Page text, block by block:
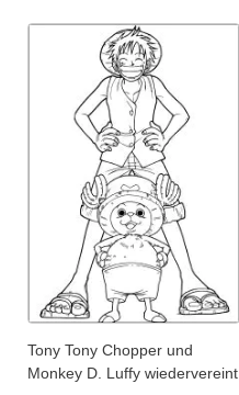
Tony Tony Chopper und
Monkey D. Luffy wiedervereint